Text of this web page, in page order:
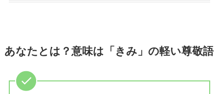
あなたとは？意味は「きみ」の軽い尊敬語